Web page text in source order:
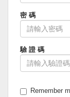
密 碼
驗 證 碼
Remember